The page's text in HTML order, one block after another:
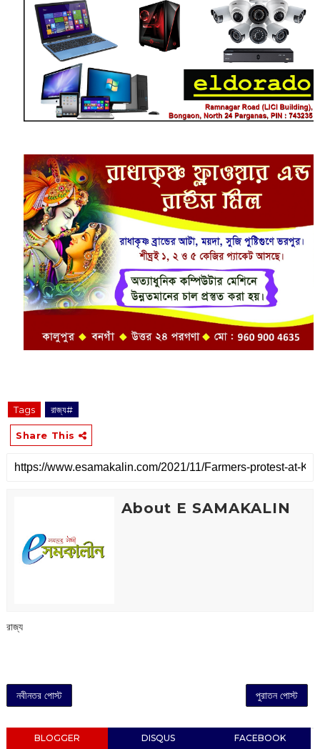
Tags রাজ্য#
Share This
About E SAMAKALIN
রাজ্য
নবীনতর পোস্ট পুরাতন পোস্ট
BLOGGER DISQUS FACEBOOK